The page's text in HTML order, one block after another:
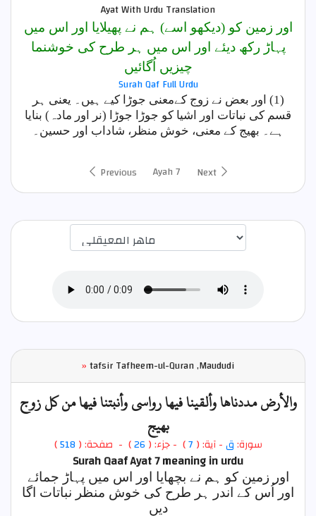
Ayat With Urdu Translation
اور زمین کو (دیکھو اسے) ہم نے پھیلایا اور اس میں
پہاڑ رکھ دیئے اور اس میں ہر طرح کی خوشنما
چیزیں اُگائیں
Surah Qaf Full Urdu
(1) اور بعض نے زوج کےمعنی جوڑا کیے ہیں۔ یعنی ہر
قسم کی نباتات اور اشیا کو جوڑا جوڑا (نر اور مادہ) بنایا
ہے۔ بھیج کے معنی، خوش منظر، شاداب اور حسین۔
Previous Ayah 7 Next
»tafsir Tafheem-ul-Quran ,Maududi
والأرض مددناها وألقينا فيها رواسي وأنبتنا فيها من كل زوج
بهيج
سورة:ق- آية: ( 7
) - جزء: (26) - صفحة: ( 518
)
Surah Qaaf Ayat 7meaning in urdu
اور زمین کو ہم نے بچھایا اور اس میں پہاڑ جمائے
اور اُس کے اندر ہر طرح کی خوش منظر نباتات اگا
دیں